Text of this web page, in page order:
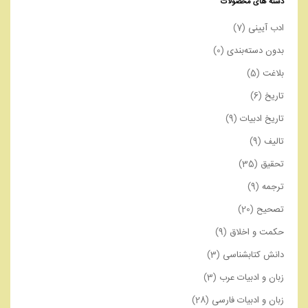
ادب آیینی (7)
بدون دسته‌بندی (0)
بلاغت (5)
تاریخ (6)
تاریخ ادبیات (9)
تالیف (9)
تحقیق (35)
ترجمه (9)
تصحیح (20)
حکمت و اخلاق (9)
دانش کتابشناسی (3)
زبان و ادبیات عرب (3)
زبان و ادبیات فارسی (28)